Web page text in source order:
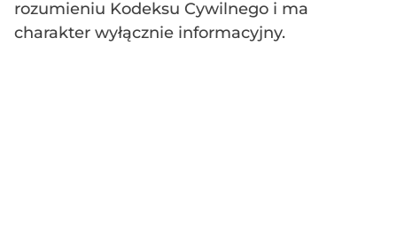
rozumieniu Kodeksu Cywilnego i ma
charakter wyłącznie informacyjny.